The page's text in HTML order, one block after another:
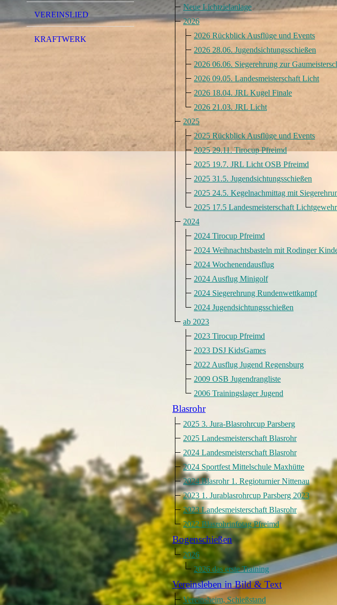
VEREINSLIED
KRAFTWERK
Neue Lichtzielanlage
2026
2026 Rückblick Ausflüge und Events
2026 28.06. Jugendsichtungsschießen
2026 06.06. Siegerehrung zur
2026 09.05. Landesmeisterschaft Licht
2026 18.04. JRL Kugel Finale
2026 21.03. JRL Licht
2025
2025 Rückblick Ausflüge und Events
2025 29.11. Tirocup Pfreimd
2025 19.7. JRL Licht OSB Pfreimd
2025 31.5. Jugendsichtungsschießen
2025 24.5. Kegelnachmittag mit
2025 17.5 Landesmeisterschaft
2024
2024 Tirocup Pfreimd
2024 Weihnachtsbasteln mit Rodinger
2024 Wochenendausflug
2024 Ausflug Minigolf
2024 Siegerehrung Rundenwettkampf
2024 Jugendsichtungsschießen
ab 2023
2023 Tirocup Pfreimd
2023 DSJ KidsGames
2022 Ausflug Jugend Regensburg
2009 OSB Jugendrangliste
2006 Trainingslager Jugend
Blasrohr
2025 3. Jura-Blasrohrcup Parsberg
2025 Landesmeisterschaft Blasrohr
2024 Landesmeisterschaft Blasrohr
2024 Sportfest Mittelschule Maxhütte
2024 Blasrohr 1. Regioturnier Nittenau
2023 1. Jurablasrohrcup Parsberg 2023
2023 Landesmeisterschaft Blasrohr
2022 Blasrohrinfotag Pfreimd
Bogenschießen
2026
2026 das erste Training
Vereinsleben in Bild & Text
Vereinsheim, Schießstand